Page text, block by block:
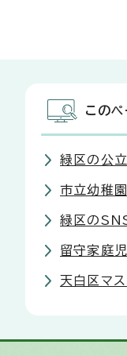
この
緑区の公
市立幼稚
緑区の
留守家庭児
天白区マス